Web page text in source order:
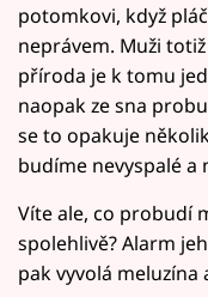
potomkovi, když
neprávem. Muži
příroda je k tomu
naopak ze sna
se to opakuje
budíme nevyspalé a
Víte ale, co probudí
spolehlivě? Alarm
pak vyvolá meluzína